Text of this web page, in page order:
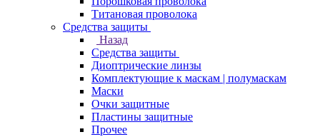
Титановая проволока
Средства защиты
Назад
Средства защиты
Диоптрические линзы
Комплектующие к маскам | полумаскам
Маски
Очки защитные
Пластины защитные
Прочее